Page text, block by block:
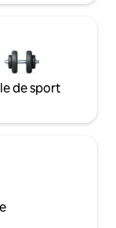
de sport